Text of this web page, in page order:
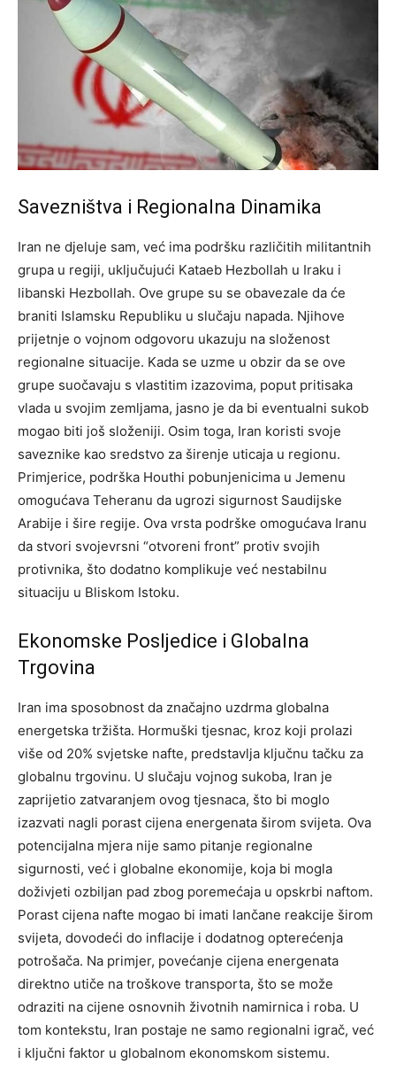
Savezništva i Regionalna Dinamika
Iran ne djeluje sam, već ima podršku različitih militantnih
grupa u regiji, uključujući Kataeb Hezbollah u Iraku i
libanski Hezbollah. Ove grupe su se obavezale da će
braniti Islamsku Republiku u slučaju napada. Njihove
prijetnje o vojnom odgovoru ukazuju na složenost
regionalne situacije. Kada se uzme u obzir da se ove
grupe suočavaju s vlastitim izazovima, poput pritisaka
vlada u svojim zemljama, jasno je da bi eventualni sukob
mogao biti još složeniji. Osim toga, Iran koristi svoje
saveznike kao sredstvo za širenje uticaja u regionu.
Primjerice, podrška Houthi pobunjenicima u Jemenu
omogućava Teheranu da ugrozi sigurnost Saudijske
Arabije i šire regije. Ova vrsta podrške omogućava Iranu
da stvori svojevrsni “otvoreni front” protiv svojih
protivnika, što dodatno komplikuje već nestabilnu
situaciju u Bliskom Istoku.
Ekonomske Posljedice i Globalna
Trgovina
Iran ima sposobnost da značajno uzdrma globalna
energetska tržišta. Hormuški tjesnac, kroz koji prolazi
više od 20% svjetske nafte, predstavlja ključnu tačku za
globalnu trgovinu. U slučaju vojnog sukoba, Iran je
zaprijetio zatvaranjem ovog tjesnaca, što bi moglo
izazvati nagli porast cijena energenata širom svijeta. Ova
potencijalna mjera nije samo pitanje regionalne
sigurnosti, već i globalne ekonomije, koja bi mogla
doživjeti ozbiljan pad zbog poremećaja u opskrbi naftom.
Porast cijena nafte mogao bi imati lančane reakcije širom
svijeta, dovodeći do inflacije i dodatnog opterećenja
potrošača. Na primjer, povećanje cijena energenata
direktno utiče na troškove transporta, što se može
odraziti na cijene osnovnih životnih namirnica i roba. U
tom kontekstu, Iran postaje ne samo regionalni igrač, već
i ključni faktor u globalnom ekonomskom sistemu.